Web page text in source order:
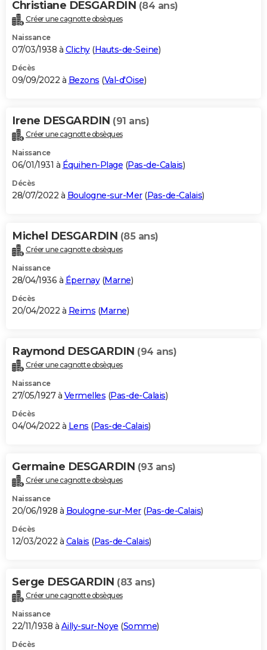
Christiane DESGARDIN (84 ans)
Créer une cagnotte obsèques
Naissance
07/03/1938 à Clichy(Hauts-de-Seine)
Décès
09/09/2022 à Bezons (Val-d'Oise)
Irene DESGARDIN (91 ans)
Créer une cagnotte obsèques
Naissance
06/01/1931 à Équihen-Plage (Pas-de-Calais)
Décès
28/07/2022 à Boulogne-sur-Mer(Pas-de-Calais)
Michel DESGARDIN (85 ans)
Créer une cagnotte obsèques
Naissance
28/04/1936 à Épernay(Marne)
Décès
20/04/2022 à Reims (Marne)
Raymond DESGARDIN (94 ans)
Créer une cagnotte obsèques
Naissance
27/05/1927 à Vermelles (Pas-de-Calais)
Décès
04/04/2022 à Lens (Pas-de-Calais)
Germaine DESGARDIN (93 ans)
Créer une cagnotte obsèques
Naissance
20/06/1928 à Boulogne-sur-Mer(Pas-de-Calais)
Décès
12/03/2022 à Calais (Pas-de-Calais)
Serge DESGARDIN (83 ans)
Créer une cagnotte obsèques
Naissance
22/11/1938 à Ailly-sur-Noye (Somme)
Décès